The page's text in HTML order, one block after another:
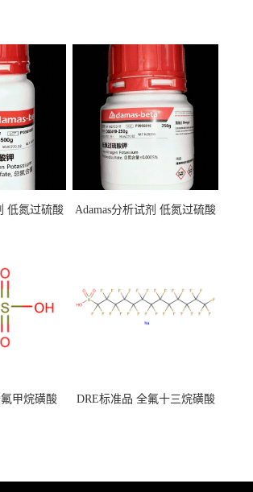
低氮过硫酸
应）
Adamas分析试剂 低氮过硫酸
甲烷磺酸
DRE标准品 全氟十三烷磺酸